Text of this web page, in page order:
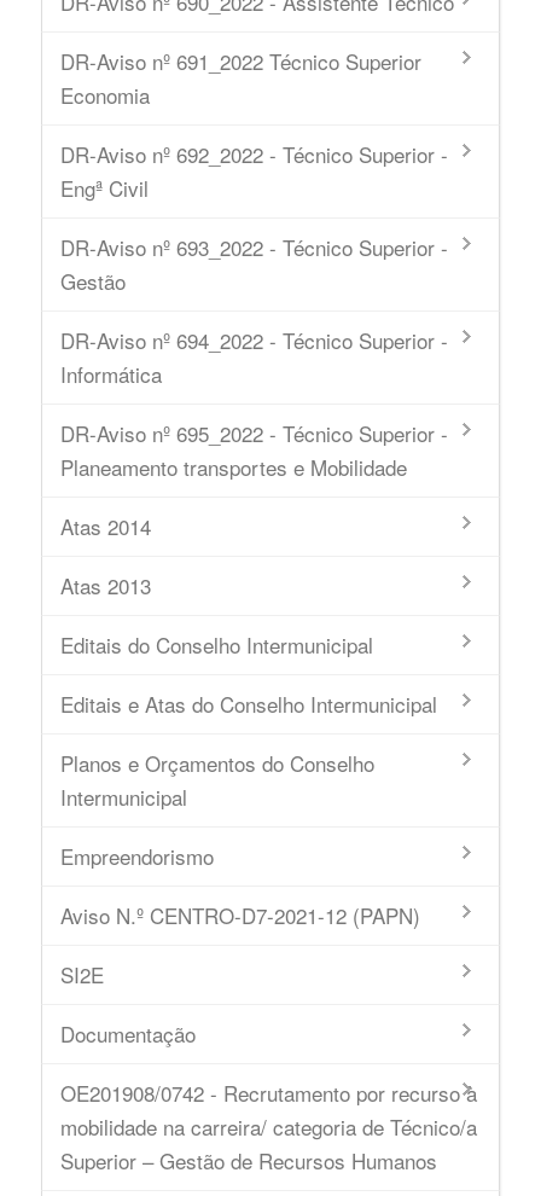
DR-Aviso nº 691_2022 Técnico Superior
Economia
DR-Aviso nº 692_2022 - Técnico Superior -
Engª Civil
DR-Aviso nº 693_2022 - Técnico Superior -
Gestão
DR-Aviso nº 694_2022 - Técnico Superior -
Informática
DR-Aviso nº 695_2022 - Técnico Superior -
Planeamento transportes e Mobilidade
Atas 2014
Atas 2013
Editais do Conselho Intermunicipal
Editais e Atas do Conselho Intermunicipal
Planos e Orçamentos do Conselho
Intermunicipal
Empreendorismo
Aviso N.º CENTRO-D7-2021-12 (PAPN)
SI2E
Documentação
OE201908/0742 - Recrutamento por recurso à
mobilidade na carreira/ categoria de Técnico/a
Superior – Gestão de Recursos Humanos